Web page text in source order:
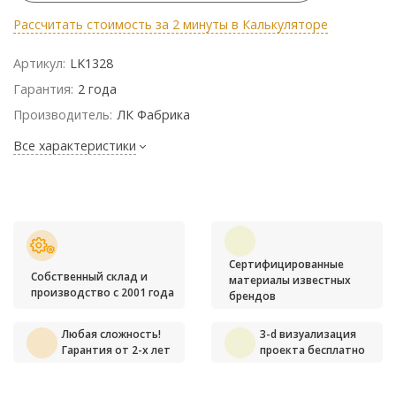
Рассчитать стоимость за 2 минуты в Калькуляторе
Артикул: LK1328
Гарантия: 2 года
Производитель: ЛК Фабрика
Все характеристики
Собственный склад и
производство с 2001 года
Сертифицированные
материалы известных
брендов
Любая сложность!
Гарантия от 2-х лет
3-d визуализация
проекта бесплатно